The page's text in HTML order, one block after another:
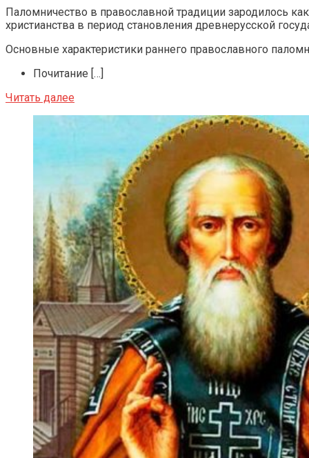
Паломничество в православной традиции зародилось
христианства в период становления древнерусской
Основные характеристики раннего православного
Почитание […]
Читать далее